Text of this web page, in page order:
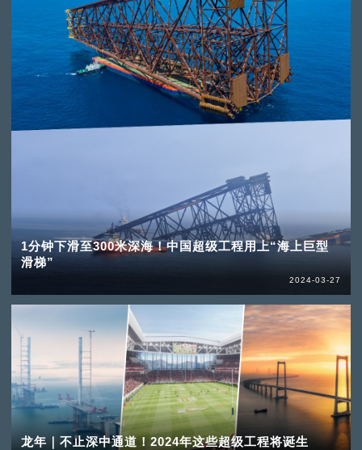
1分钟下滑至300米深海！中国超级工程用上“海上巨型
滑梯”
2024-03-27
龙年｜不止深中通道！2024年这些超级工程将诞生